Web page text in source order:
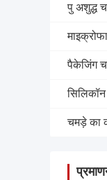
पु अशुद्ध
पैकेजिंग
चमड़े का